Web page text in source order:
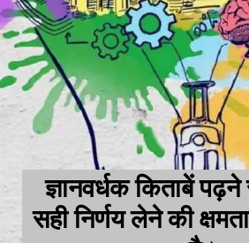
ज्ञानवर्धक किताबें
सही निर्णय लेने की